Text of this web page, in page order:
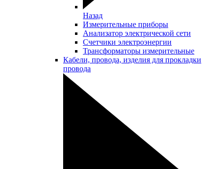
Назад
Измерительные приборы
Анализатор электрической сети
Счетчики электроэнергии
Трансформаторы измерительные
Кабели, провода, изделия для прокладки
провода